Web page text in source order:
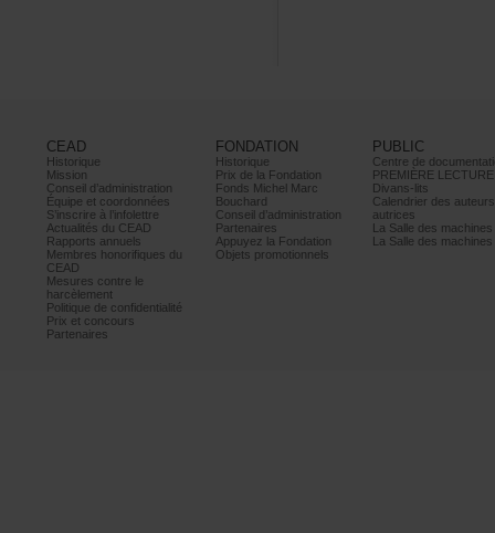
CEAD
Historique
Mission
Conseild’administration
Équipeetcoordonnées
S’inscrireàl’infolettre
ActualitésduCEAD
Rapportsannuels
Membreshonorifiquesdu
CEAD
Mesurescontrele
harcèlement
Politiquedeconfidentialité
Prixetconcours
Partenaires
FONDATION
Historique
PrixdelaFondation
FondsMichelMarc
Bouchard
Conseild’administration
Partenaires
AppuyezlaFondation
Objetspromotionnels
PUBLIC
PREMIÈRELECTURE
Divans-lits
autrices